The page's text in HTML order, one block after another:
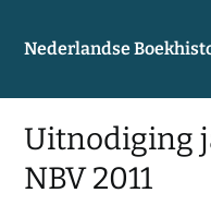
Nederlandse
Uitnodiging
NBV 2011